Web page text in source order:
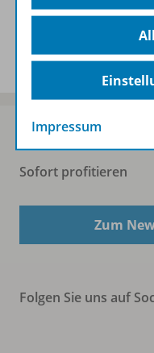
Sofort profitieren
Zum
Folgen Sie uns auf
Impressum